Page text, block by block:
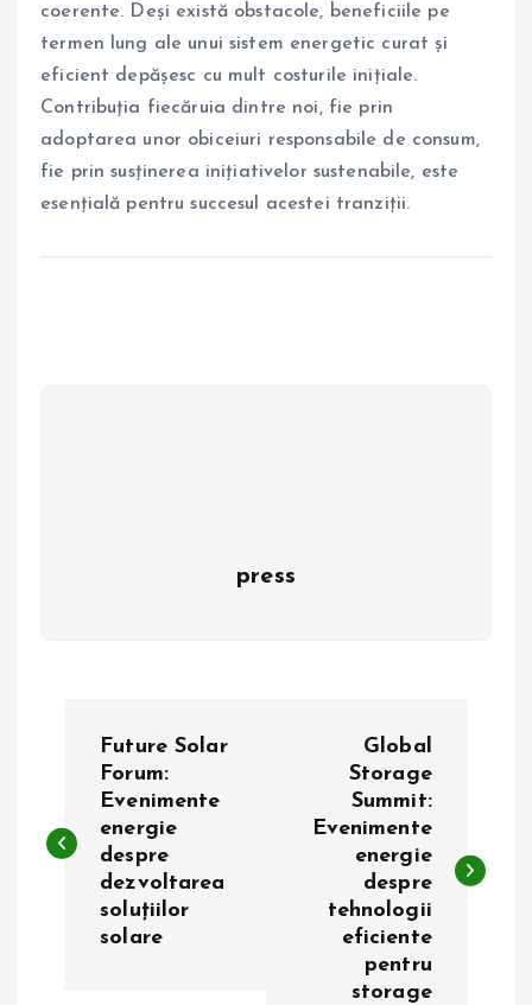
coerente. Deși există obstacole, beneficiile pe
termen lung ale unui sistem energetic curat și
eficient depășesc cu mult costurile inițiale.
Contribuția fiecăruia dintre noi, fie prin
adoptarea unor obiceiuri responsabile de consum,
fie prin susținerea inițiativelor sustenabile, este
esențială pentru succesul acestei tranziții.
press
v
Future Solar
Forum:
Evenimente
energie
despre
dezvoltarea
soluțiilor
solare
Global
Storage
Summit:
Evenimente
energie
despre
tehnologii
eficiente
pentru
storage